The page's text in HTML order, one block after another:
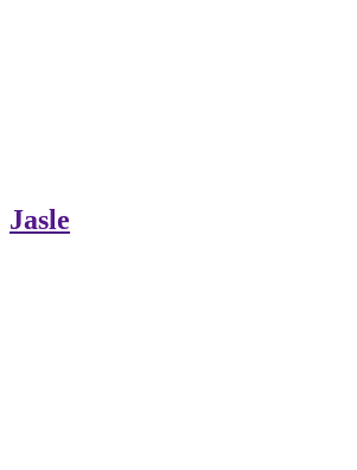
Jasle